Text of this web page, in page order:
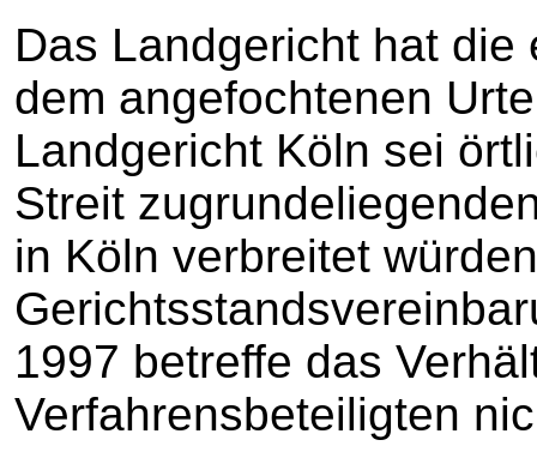
Das Landgericht hat
dem angefochtenen
Landgericht Köln sei
Streit
in Köln verbreitet
1997 betreffe das
Verfahrensbeteiligten